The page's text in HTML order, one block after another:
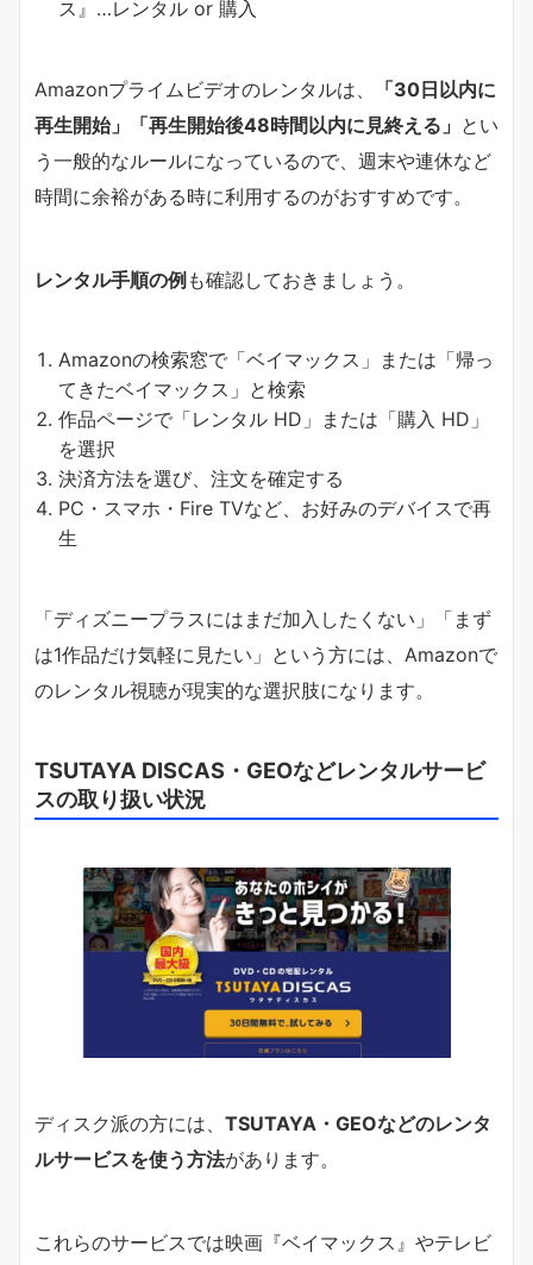
ス』…レンタル or 購入
Amazonプライムビデオのレンタルは、
「30日以内に
再生開始」「再生開始後48時間以内に見終える」 とい
う一般的なルールになっているので、週末や連休など
時間に余裕がある時に利用するのがおすすめです。
レンタル手順の例 も確認しておきましょう。
Amazonの検索窓で「ベイマックス」または「帰っ
てきたベイマックス」と検索
作品ページで「レンタル HD」または「購入 HD」
を選択
決済方法を選び、注文を確定する
PC・スマホ・Fire TVなど、お好みのデバイスで再
生
「ディズニープラスにはまだ加入したくない」「まず
は1作品だけ気軽に見たい」という方には、Amazonで
のレンタル視聴が現実的な選択肢になります。
TSUTAYA DISCAS・GEOなどレンタルサービ
スの取り扱い状況
ディスク派の方には、 TSUTAYA・GEOなどのレンタ
ルサービスを使う方法があります。
これらのサービスでは映画『ベイマックス』やテレビ